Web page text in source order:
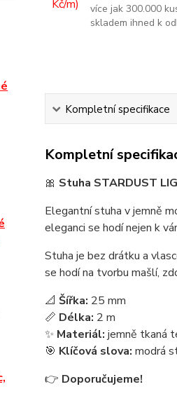
více jak 300.000
skladem ihned k
Kompletní specifikace
Kompletní
🎀 Stuha STARDUST
Elegantní stuha v jemně
eleganci se hodí nejen k
Stuha je bez drátku a
se hodí na tvorbu mašlí,
📐 Šířka: 25 mm
📏 Délka: 2 m
✨ Materiál: jemně tkaná
🎯 Klíčová slova: modrá
👉 Doporučujeme!